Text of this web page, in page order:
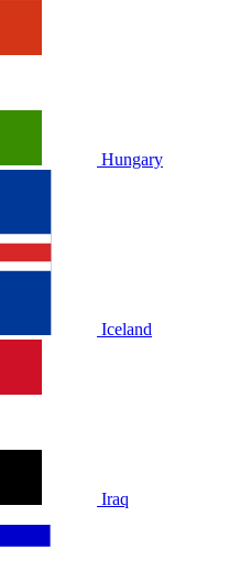
Hungary
Iceland
Iraq